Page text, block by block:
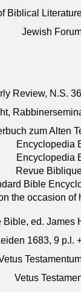
Biblical
Jewish
Review, N.S.
zum Alten
Encyclopedia
Encyclopedia
Revue
Bible
the occasion of
Bible, ed. James
1683, 9 p.l.
Vetus